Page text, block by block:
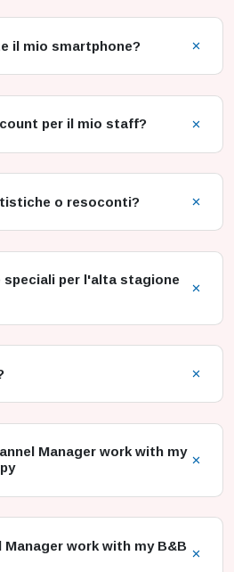
il mio smartphone?
per il mio staff?
o resoconti?
per l'alta stagione
Manager work with my
Manager work with my B&B